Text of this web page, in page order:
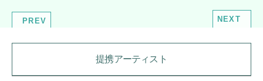
PREV NEXT
提携アーティスト